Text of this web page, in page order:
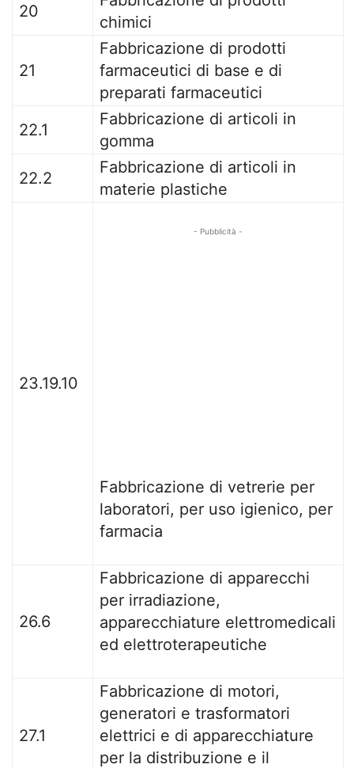
20
chimici
21
Fabbricazione di prodotti
farmaceutici di base e di
preparati farmaceutici
22.1
Fabbricazione di articoli in
gomma
22.2
Fabbricazione di articoli in
materie plastiche
23.19.10
- Pubblicità -
Fabbricazione di vetrerie per
laboratori, per uso igienico, per
farmacia
26.6
Fabbricazione di apparecchi
per irradiazione,
apparecchiature elettromedicali
ed elettroterapeutiche
27.1
Fabbricazione di motori,
generatori e trasformatori
elettrici e di apparecchiature
per la distribuzione e il